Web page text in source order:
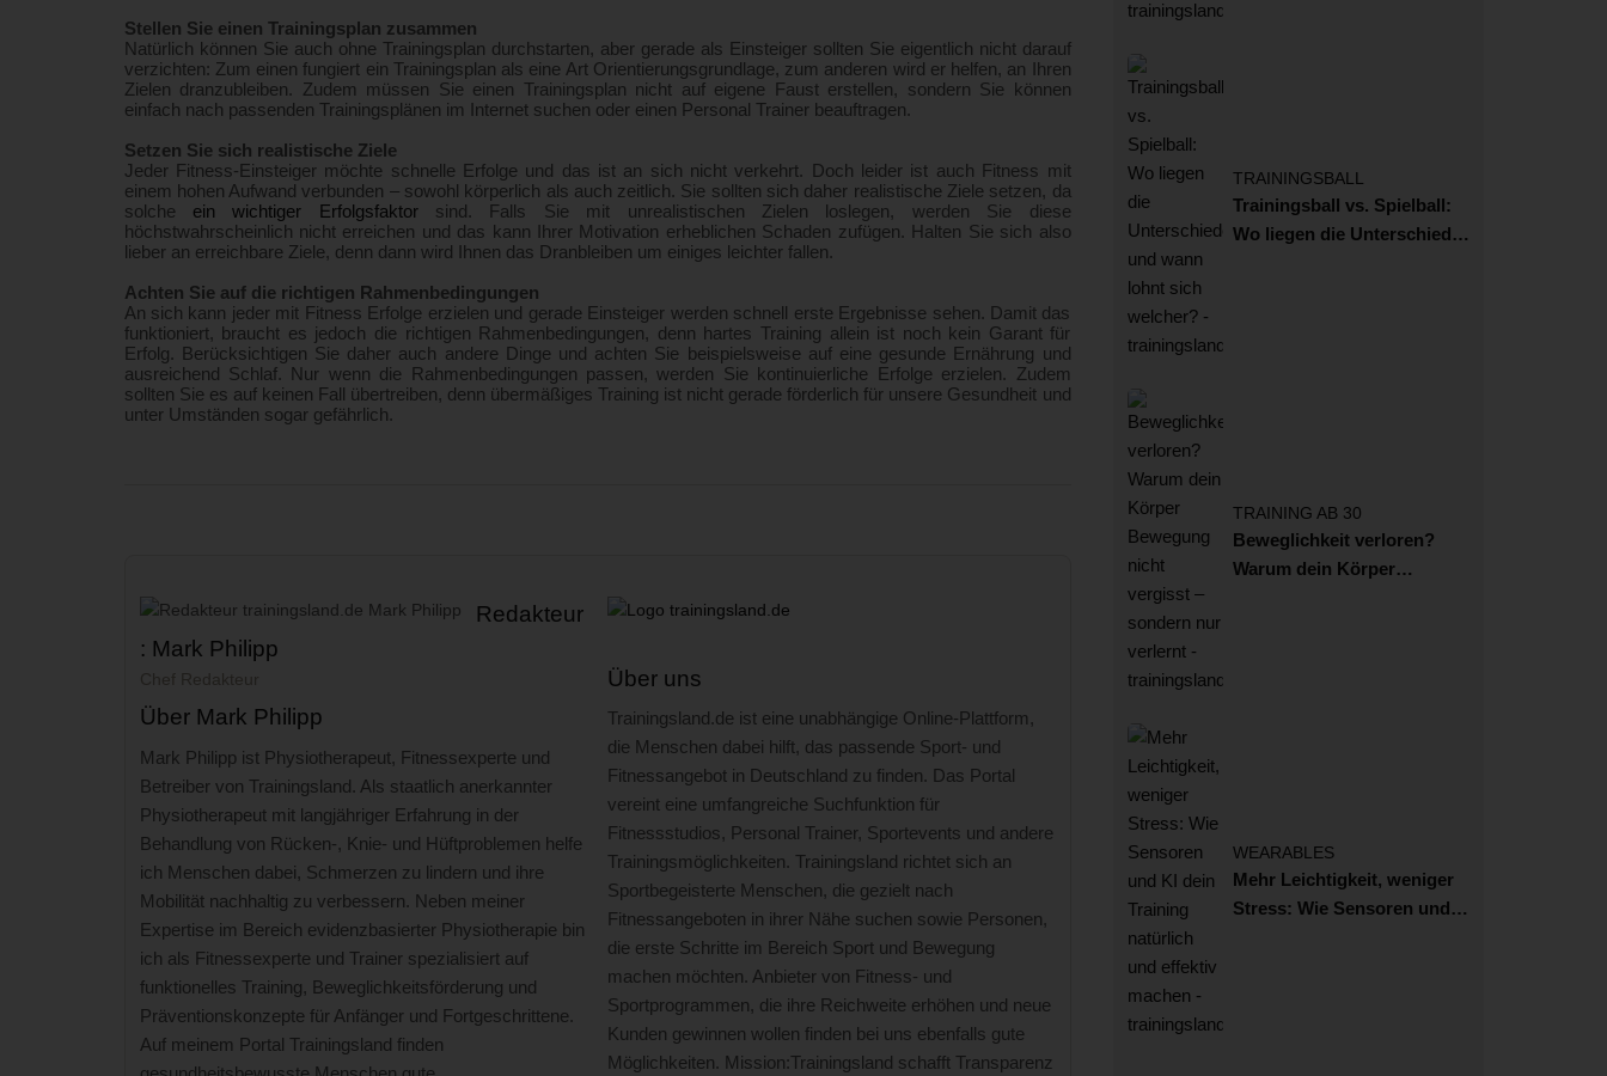
Stellen Sie einen Trainingsplan zusammen
Natürlich können Sie auch ohne Trainingsplan durchstarten, aber gerade als Einsteiger sollten Sie eigentlich nicht darauf
verzichten: Zum einen fungiert ein Trainingsplan als eine Art Orientierungsgrundlage, zum anderen wird er helfen, an Ihren
Zielen dranzubleiben. Zudem müssen Sie einen Trainingsplan nicht auf eigene Faust erstellen, sondern Sie können
einfach nach passenden Trainingsplänen im Internet suchen oder einen Personal Trainer beauftragen.
Setzen Sie sich realistische Ziele
Jeder Fitness-Einsteiger möchte schnelle Erfolge und das ist an sich nicht verkehrt. Doch leider ist auch Fitness mit
einem hohen Aufwand verbunden – sowohl körperlich als auch zeitlich. Sie sollten sich daher realistische Ziele setzen, da
solche ein wichtiger Erfolgsfaktor sind. Falls Sie mit unrealistischen Zielen loslegen, werden Sie diese
höchstwahrscheinlich nicht erreichen und das kann Ihrer Motivation erheblichen Schaden zufügen. Halten Sie sich also
lieber an erreichbare Ziele, denn dann wird Ihnen das Dranbleiben um einiges leichter fallen.
Achten Sie auf die richtigen Rahmenbedingungen
An sich kann jeder mit Fitness Erfolge erzielen und gerade Einsteiger werden schnell erste Ergebnisse sehen. Damit das
funktioniert, braucht es jedoch die richtigen Rahmenbedingungen, denn hartes Training allein ist noch kein Garant für
Erfolg. Berücksichtigen Sie daher auch andere Dinge und achten Sie beispielsweise auf eine gesunde Ernährung und
ausreichend Schlaf. Nur wenn die Rahmenbedingungen passen, werden Sie kontinuierliche Erfolge erzielen. Zudem
sollten Sie es auf keinen Fall übertreiben, denn übermäßiges Training ist nicht gerade förderlich für unsere Gesundheit und
unter Umständen sogar gefährlich.
Redakteur
: Mark Philipp
Chef Redakteur
Über Mark Philipp
Mark Philipp ist Physiotherapeut, Fitnessexperte und
Betreiber von Trainingsland. Als staatlich anerkannter
Physiotherapeut mit langjähriger Erfahrung in der
Behandlung von Rücken-, Knie- und Hüftproblemen helfe
ich Menschen dabei, Schmerzen zu lindern und ihre
Mobilität nachhaltig zu verbessern. Neben meiner
Expertise im Bereich evidenzbasierter Physiotherapie bin
ich als Fitnessexperte und Trainer spezialisiert auf
funktionelles Training, Beweglichkeitsförderung und
Präventionskonzepte für Anfänger und Fortgeschrittene.
Auf meinem Portal Trainingsland finden
Über uns
Trainingsland.de ist eine unabhängige Online-Plattform,
die Menschen dabei hilft, das passende Sport- und
Fitnessangebot in Deutschland zu finden. Das Portal
vereint eine umfangreiche Suchfunktion für
Fitnessstudios, Personal Trainer, Sportevents und andere
Trainingsmöglichkeiten. Trainingsland richtet sich an
Sportbegeisterte Menschen, die gezielt nach
Fitnessangeboten in ihrer Nähe suchen sowie Personen,
die erste Schritte im Bereich Sport und Bewegung
machen möchten. Anbieter von Fitness- und
Sportprogrammen, die ihre Reichweite erhöhen und neue
Kunden gewinnen wollen finden bei uns ebenfalls gute
Möglichkeiten. Mission:Trainingsland schafft Transparenz
TRAININGSBALL
Trainingsball vs. Spielball:
Wo liegen die Unterschiede
TRAINING AB 30
Beweglichkeit verloren?
Warum dein Körper
WEARABLES
Mehr Leichtigkeit, weniger
Stress: Wie Sensoren und